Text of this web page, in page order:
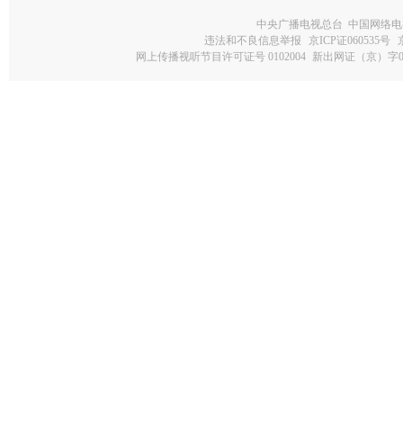
中央广播电视总台 中国网络
违法和不良信息举报
京ICP证060535号
网上传播视听节目许可证号 0102004 新出网证（京）